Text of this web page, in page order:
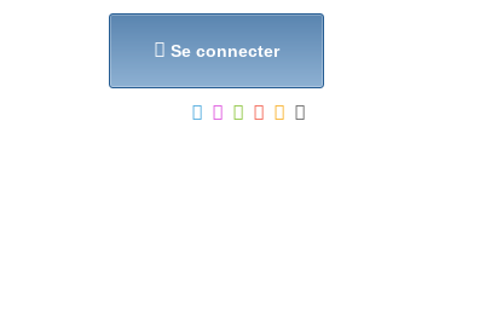
 Se connecter